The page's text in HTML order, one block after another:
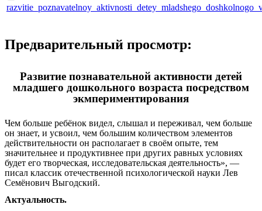
Предварительный просмотр:
Развитие познавательной активности детей
младшего дошкольного возраста посредством
экмпериментирования
Чем больше ребёнок видел, слышал и переживал, чем больше
он знает, и усвоил, чем большим количеством элементов
действительности он располагает в своём опыте, тем
значительнее и продуктивнее при других равных условиях
будет его творческая, исследовательская деятельность», —
писал классик отечественной психологической науки Лев
Семёнович Выгодский.
Актуальность.